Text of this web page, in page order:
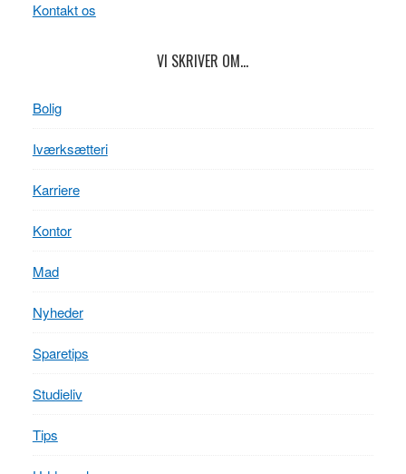
Kontakt os
VI SKRIVER OM…
Bolig
Iværksætteri
Karriere
Kontor
Mad
Nyheder
Sparetips
Studieliv
Tips